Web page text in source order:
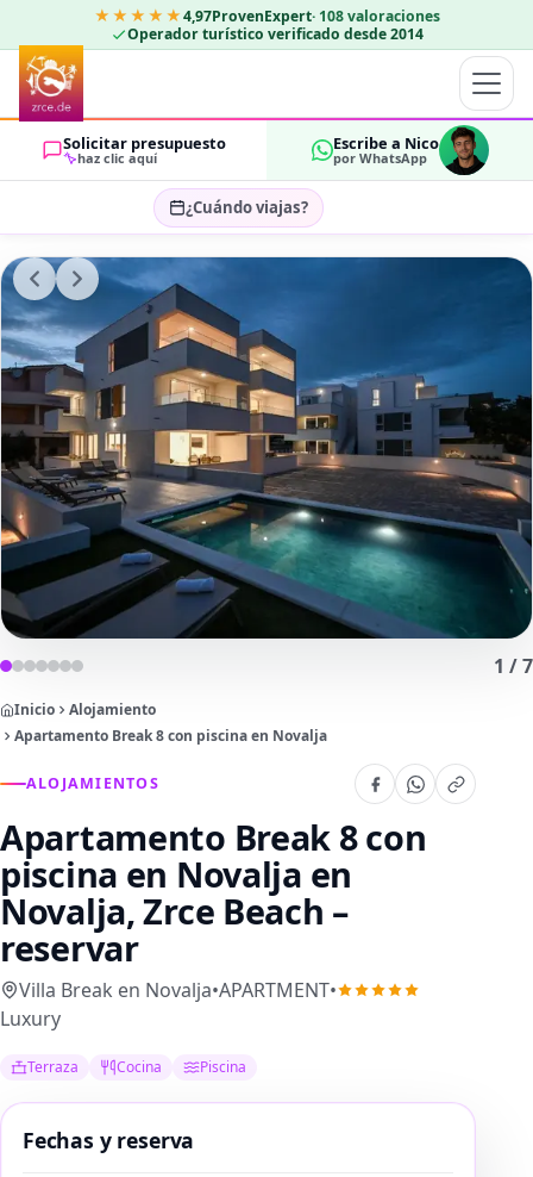
★★★★★4,97ProvenExpert· 108 valoraciones
Operador turístico verificado desde 2014
Solicitar presupuesto
haz clic aquí
Escribe a Nico
por WhatsApp
¿Cuándo viajas?
Seleccionar fechas…
HUÉSPEDES
2
1 /7
Inicio
Alojamiento
Apartamento Break 8 con piscina en Novalja
ALOJAMIENTOS
Apartamento Break 8 con
piscina en Novalja en
Novalja, Zrce Beach –
reservar
Villa Break en Novalja•APARTMENT•
Luxury
Terraza Cocina Piscina
Fechas y reserva